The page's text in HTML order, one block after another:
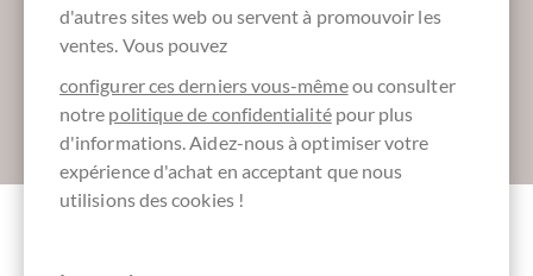
Absenden
d'autres sites web ou servent à promouvoir les
ventes. Vous pouvez
configurer ces derniers vous-mêmeou consulter
notre politique de confidentialitépour plus
d'informations. Aidez-nous à optimiser votre
expérience d'achat en acceptant que nous
utilisions des cookies !